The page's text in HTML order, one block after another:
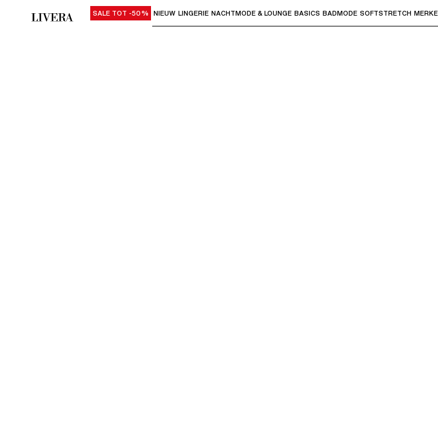
Gebruik "Pijl omlaag" of "Enter" om submenu's te openen en "Pijl
SALE TOT -50% NIEUW LINGERIE NACHTMODE & LOUNGE BASICS BADMODE SOFTSTRETCH